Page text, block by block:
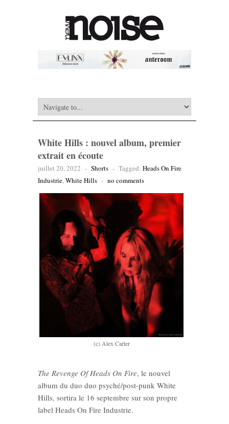
White Hills : nouvel album, premier
extrait en écoute
juillet 20, 2022 - Shorts - Tagged: Heads On Fire
Industrie,White Hills - no comments
(c) Alex Carter
The Revenge Of Heads On Fire, le nouvel
album du duo duo psyché/post-punk White
Hills, sortira le 16 septembre sur son propre
label Heads On Fire Industrie.